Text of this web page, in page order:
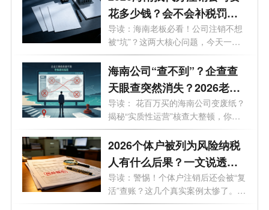
花多少钱？会不会补税罚
款？海南最新注销避坑指
南！
导读：海南老板必看！公司注销不想
被“坑”？这两大核心问题，今天一次
说...
海南公司“查不到”？企查查
天眼查突然消失？2026老板
必看的工商屏蔽避坑与解除
指南！
导读： 花百万买的海南公司变废纸？
揭秘“实质性运营”核查大整顿，你
的...
2026个体户被列为风险纳税
人有什么后果？一文说透原
因与解除办法
导读：警惕！个体户注销后还会被“复
活”查账？这几个真实案例太惨了。
最...